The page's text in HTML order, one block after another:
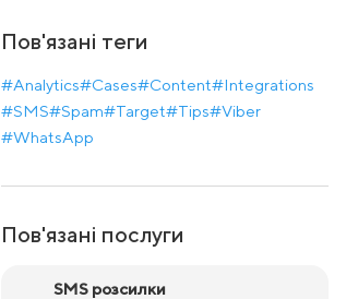
Пов'язані теги
#Analytics#Cases#Content#Integrations
#SMS#Spam#Target#Tips#Viber
#WhatsApp
Пов'язані послуги
SMS розсилки